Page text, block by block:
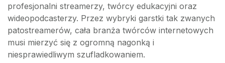
profesjonalni streamerzy, twórcy edukacyjni oraz
wideopodcasterzy. Przez wybryki garstki tak zwanych
patostreamerów, cała branża twórców internetowych
musi mierzyć się z ogromną nagonką i
niesprawiedliwym szufladkowaniem.